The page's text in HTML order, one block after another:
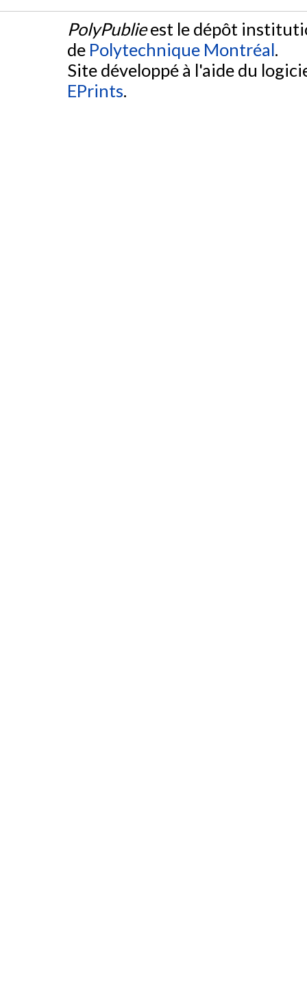
PolyPublieest le dépôt
de Polytechnique Montréal.
Site développé à l'aide du
EPrints.